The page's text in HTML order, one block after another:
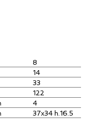
8
14
33
122
4
37х34 h.16.5